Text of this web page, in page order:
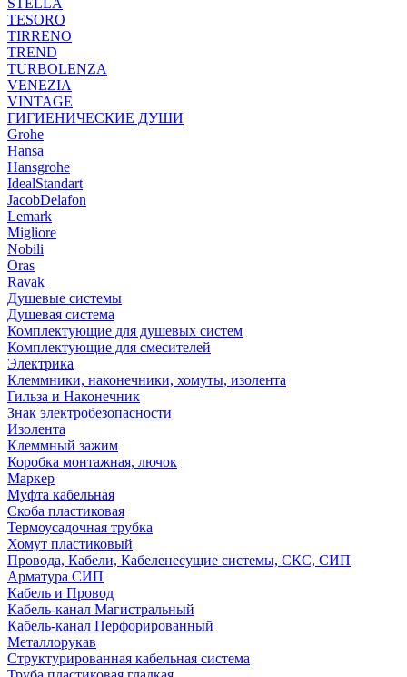
STELLA
TESORO
TIRRENO
TREND
TURBOLENZA
VENEZIA
VINTAGE
ГИГИЕНИЧЕСКИЕ ДУШИ
Grohe
Hansa
Hansgrohe
IdealStandart
JacobDelafon
Lemark
Migliore
Nobili
Oras
Ravak
Душевые системы
Душевая система
Комплектующие для душевых систем
Комплектующие для смесителей
Электрика
Клеммники, наконечники, хомуты, изолента
Гильза и Наконечник
Знак электробезопасности
Изолента
Клеммный зажим
Коробка монтажная, лючок
Маркер
Муфта кабельная
Скоба пластиковая
Термоусадочная трубка
Хомут пластиковый
Провода, Кабели, Кабеленесущие системы, СКС, СИП
Арматура СИП
Кабель и Провод
Кабель-канал Магистральный
Кабель-канал Перфорированный
Металлорукав
Структурированная кабельная система